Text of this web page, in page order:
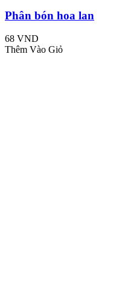
Phân bón hoa lan
68 VND
Thêm Vào Giỏ